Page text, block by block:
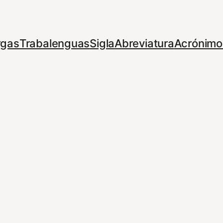
TrabalenguasSiglaAbreviaturaAcrónimo